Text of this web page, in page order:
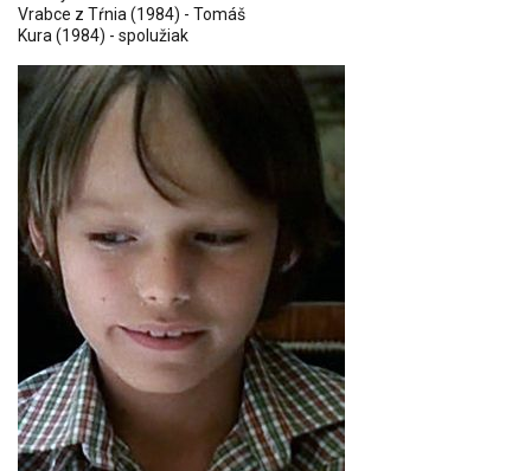
Vrabce z Tŕnia (1984) - Tomáš
Kura (1984) - spolužiak